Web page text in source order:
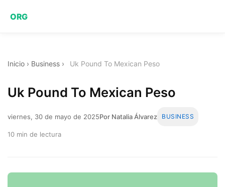
ORG
Inicio › Business › Uk Pound To Mexican Peso
Uk Pound To Mexican Peso
viernes, 30 de mayo de 2025Por Natalia Álvarez BUSINESS
10 min de lectura